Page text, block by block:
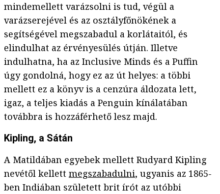
mindemellett varázsolni is tud, végül a
varázserejével és az osztályfőnökének a
segítségével megszabadul a korlátaitól, és
elindulhat az érvényesülés útján. Illetve
indulhatna, ha az Inclusive Minds és a Puffin
úgy gondolná, hogy ez az út helyes: a többi
mellett ez a könyv is a cenzúra áldozata lett,
igaz, a teljes kiadás a Penguin kínálatában
továbbra is hozzáférhető lesz majd.
Kipling, a Sátán
A Matildában egyebek mellett Rudyard Kipling
nevétől kellett megszabadulni, ugyanis az 1865-
ben Indiában született brit írót az utóbbi